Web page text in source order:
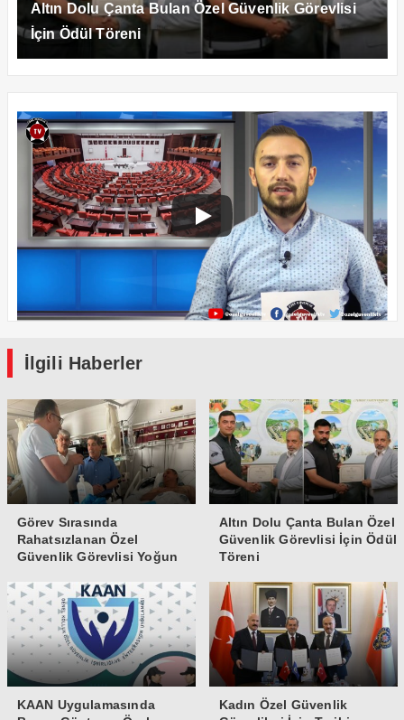
Altın Dolu Çanta Bulan Özel Güvenlik Görevlisi
İçin Ödül Töreni
İlgili Haberler
Görev Sırasında
Rahatsızlanan Özel
Güvenlik Görevlisi Yoğun
Altın Dolu Çanta Bulan Özel
Güvenlik Görevlisi İçin Ödül
Töreni
KAAN Uygulamasında
Kadın Özel Güvenlik